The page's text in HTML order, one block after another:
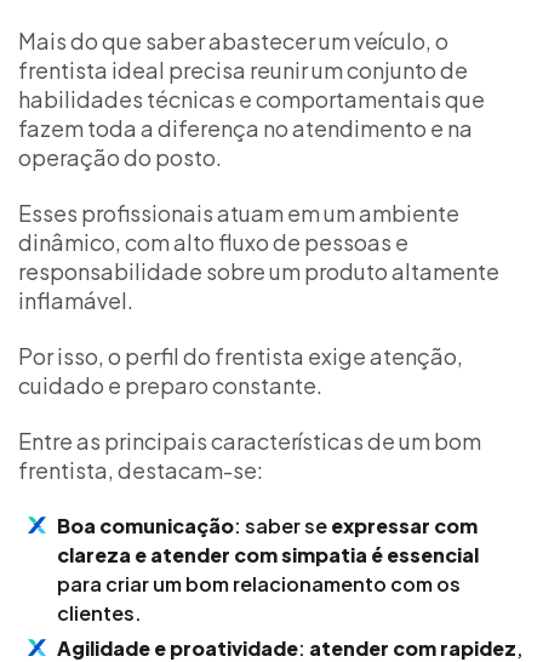
Mais do que saber abastecer um veículo, o
frentista ideal precisa reunir um conjunto de
habilidades técnicas e comportamentais que
fazem toda a diferença no atendimento e na
operação do posto.
Esses profissionais atuam em um ambiente
dinâmico, com alto fluxo de pessoas e
responsabilidade sobre um produto altamente
inflamável.
Por isso, o perfil do frentista exige atenção,
cuidado e preparo constante.
Entre as principais características de um bom
frentista, destacam-se:
Boa comunicação: saber seexpressar com
clareza e atender com simpatia é essencial
para criar um bom relacionamento com os
clientes.
Agilidade e proatividade: atender com rapidez,